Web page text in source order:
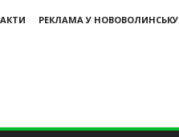
РЕКЛАМА У НОВОВОЛИНСЬКУ